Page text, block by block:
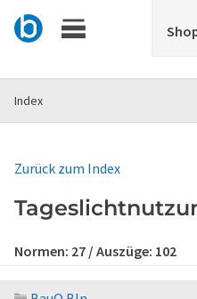
Index
Zurück zum Index
Normen: 27 / Auszüge: 102